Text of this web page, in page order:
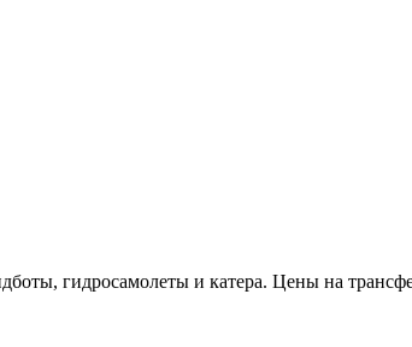
гидросамолеты и катера. Цены на